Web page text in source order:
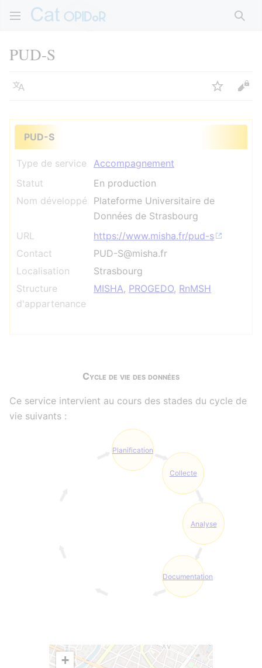
PUD-S
Langue Suivre
PUD-S
Type de service
Accompagnement
Statut
En production
Nom développé
Plateforme Universitaire de
Données de Strasbourg
URL
https://www.misha.fr/pud-s
Contact
PUD-S@misha.fr
Localisation
Strasbourg
Structure
d'appartenance
MISHA, PROGEDO, RnMSH
Cycle de vie des données
Ce service intervient au cours des stades du cycle de
vie suivants :
Planification
Collecte
Analyse
Documentation
+